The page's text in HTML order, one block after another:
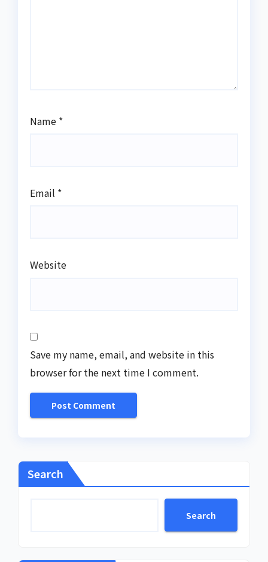
Name *
Email *
Website
Save my name, email, and website in this
browser for the next time I comment.
Search
Search